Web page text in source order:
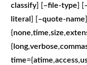
classify] [–file-type] [
literal ] [–quote-name
{none,time,size,
{ long,verbose,
time={atime,access,